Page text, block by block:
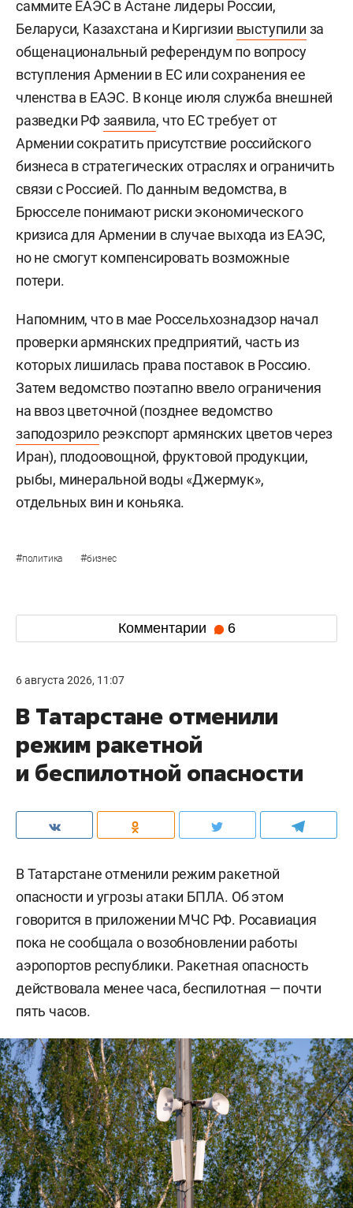
саммите ЕАЭС в Астане лидеры России,
Беларуси, Казахстана и Киргизии выступили за
общенациональный референдум по вопросу
вступления Армении в ЕС или сохранения ее
членства в ЕАЭС. В конце июля служба внешней
разведки РФзаявила, что ЕС требует от
Армении сократить присутствие российского
бизнеса в стратегических отраслях и ограничить
связи с Россией. По данным ведомства, в
Брюсселе понимают риски экономического
кризиса для Армении в случае выхода из ЕАЭС,
но не смогут компенсировать возможные
потери.
Напомним, что в мае Россельхознадзор начал
проверки армянских предприятий, часть из
которых лишилась права поставок в Россию.
Затем ведомство поэтапно ввело ограничения
на ввоз цветочной (позднее ведомство
заподозрилореэкспорт армянских цветов через
Иран), плодоовощной, фруктовой продукции,
рыбы, минеральной воды «Джермук»,
отдельных вин и коньяка.
#политика #бизнес
Комментарии 6
6 августа 2026, 11:07
В Татарстане отменили
режим ракетной
и беспилотной опасности
В Татарстане отменили режим ракетной
опасности и угрозы атаки БПЛА. Об этом
говорится в приложении МЧС РФ. Росавиация
пока не сообщала о возобновлении работы
аэропортов республики. Ракетная опасность
действовала менее часа, беспилотная — почти
пять часов.